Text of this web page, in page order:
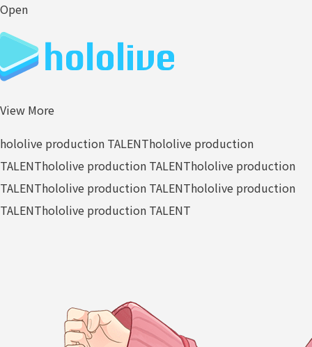
Open
View More
hololive production TALENThololive production
TALENThololive production TALENThololive production
TALENThololive production TALENThololive production
TALENThololive production TALENT